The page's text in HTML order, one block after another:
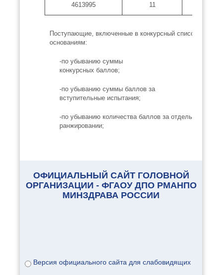
4613995 11
Поступающие, включенные в конкурсный список,
основаниям:
-по убыванию суммы
конкурсных баллов;
-по убыванию суммы баллов за
вступительные испытания;
-по убыванию количества баллов за отдельные
ранжировании;
-по индивидуальным достижениям, учитываемым
ранжирования.
Приказ 33 от 14.08.2025 о
ОФИЦИАЛЬНЫЙ САЙТ ГОЛОВНОЙ
ОРГАНИЗАЦИИ - ФГАОУ ДПО РМАНПО
МИНЗДРАВА РОССИИ
Версия официального сайта для слабовидящих